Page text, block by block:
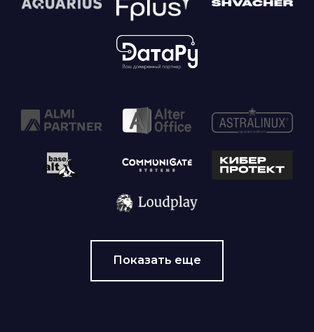
Показать еще